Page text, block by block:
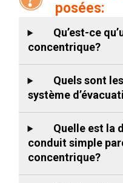
posées:
Qu’est-ce
concentrique?
Quels sont
système
Quelle est la
conduit simple
concentrique?